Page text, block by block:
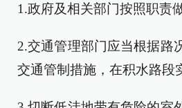
1.政府及相关部门按照职责
2.交通管理部门应当根据路
交通管制措施，在积水路段